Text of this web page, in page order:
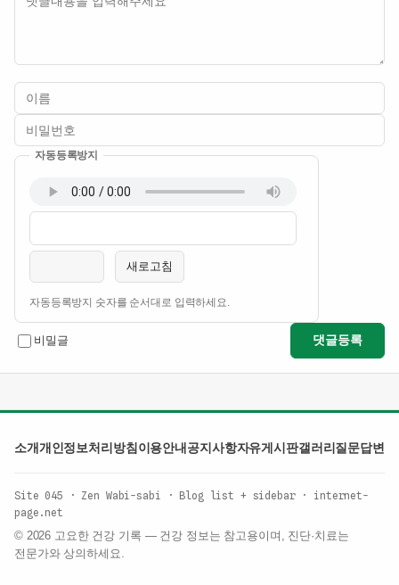
이름필수
비밀번호필수
자동등록방지
새로고침
자동등록방지 숫자를 순서대로 입력하세요.
비밀글 댓글등록
소개 개인정보처리방침 이용안내 공지사항자유게시판갤러리 질문답변
Site 045 · Zen Wabi-sabi · Blog list + sidebar · internet-
page.net
© 2026 고요한 건강 기록 — 건강 정보는 참고용이며, 진단·치료는
전문가와 상의하세요.